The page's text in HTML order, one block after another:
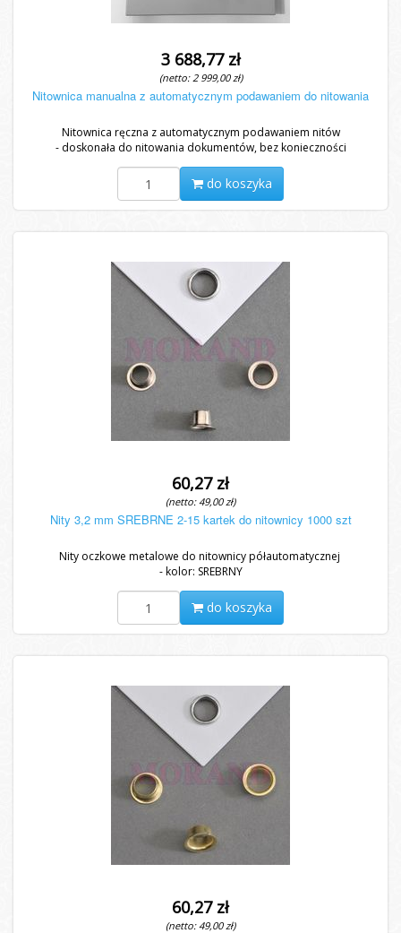
3 688,77 zł
(netto: 2 999,00 zł)
Nitownica manualna z automatycznym podawaniem do nitowania
Nitownica ręczna z automatycznym podawaniem nitów
- doskonała do nitowania dokumentów, bez konieczności
do koszyka
60,27 zł
(netto: 49,00 zł)
Nity 3,2 mm SREBRNE 2-15 kartek do nitownicy 1000 szt
Nity oczkowe metalowe do nitownicy półautomatycznej
- kolor: SREBRNY
-... do koszyka
60,27 zł
(netto: 49,00 zł)